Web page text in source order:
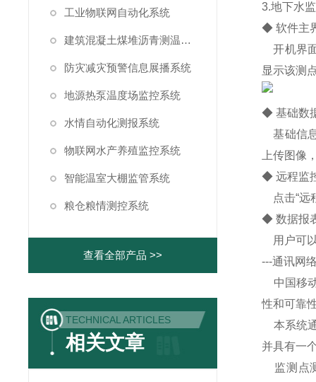
工业物联网自动化系统
建筑混凝土煤堆沥青测温系统
防灾减灾预警信息展播系统
地源热泵温度场监控系统
水情自动化测报系统
物联网水产养殖监控系统
智能温室大棚监管系统
粮仓粮情测控系统
查看全部产品 >>
TECHNICAL ARTICLES
相关文章
3.地下水
◆软件主
开机界
显示该测
◆基础数
基础信
上传图像
◆远程监
点击“远
◆ 数据报
用户可
---通讯网
中国移
性和可靠
本系统
并具有一
监测点